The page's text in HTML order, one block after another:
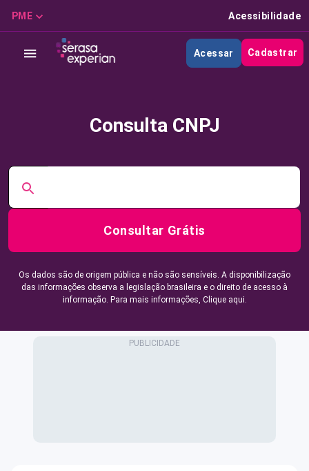
PME Acessibilidade
Acessar Cadastrar
Consulta CNPJ
Consultar Grátis
Os dados são de origem pública e não são sensíveis. A disponibilização
das informações observa a legislação brasileira e o direito de acesso à
informação. Para mais informações, Clique aqui.